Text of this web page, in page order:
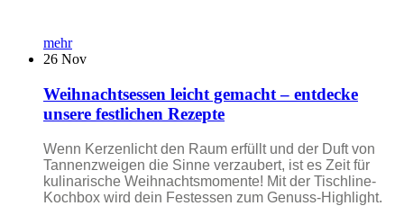
mehr
26 Nov
Weihnachtsessen leicht gemacht – entdecke
unsere festlichen Rezepte
Wenn Kerzenlicht den Raum erfüllt und der Duft von
Tannenzweigen die Sinne verzaubert, ist es Zeit für
kulinarische Weihnachtsmomente! Mit der Tischline-
Kochbox wird dein Festessen zum Genuss-Highlight.